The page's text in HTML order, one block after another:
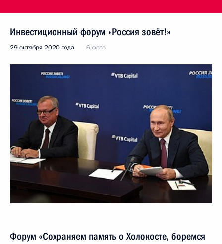
Инвестиционный форум «Россия зовёт!»
29 октября 2020 года 6 фото
Форум «Сохраняем память о Холокосте, боремся